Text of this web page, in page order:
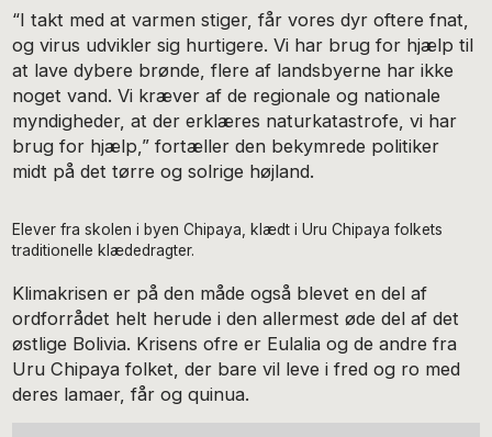
“I takt med at varmen stiger, får vores dyr oftere fnat,
og virus udvikler sig hurtigere. Vi har brug for hjælp til
at lave dybere brønde, flere af landsbyerne har ikke
noget vand. Vi kræver af de regionale og nationale
myndigheder, at der erklæres naturkatastrofe, vi har
brug for hjælp,” fortæller den bekymrede politiker
midt på det tørre og solrige højland.
Elever fra skolen i byen Chipaya, klædt i Uru Chipaya folkets
traditionelle klædedragter.
Klimakrisen er på den måde også blevet en del af
ordforrådet helt herude i den allermest øde del af det
østlige Bolivia. Krisens ofre er Eulalia og de andre fra
Uru Chipaya folket, der bare vil leve i fred og ro med
deres lamaer, får og quinua.